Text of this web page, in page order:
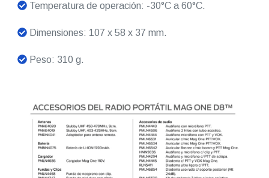
Temperatura de operación: -30°C a 60°C.
Dimensiones: 107 x 58 x 37 mm.
Peso: 310 g.